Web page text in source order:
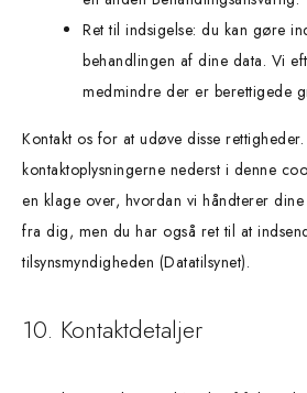
Ret til indsigelse: du kan gøre
behandlingen af ​​dine data. Vi
medmindre der er berettigede
Kontakt os for at udøve disse rettigheder.
kontaktoplysningerne nederst i denne
en klage over, hvordan vi håndterer
fra dig, men du har også ret til at
tilsynsmyndigheden (Datatilsynet).
10. Kontaktdetaljer